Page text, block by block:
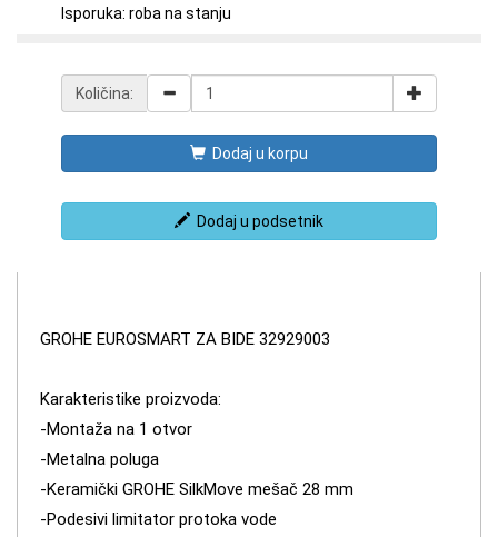
Isporuka: roba na stanju
Količina:
Dodaj u korpu
Dodaj u podsetnik
GROHE EUROSMART ZA BIDE 32929003
Karakteristike proizvoda:
-Montaža na 1 otvor
-Metalna poluga
-Keramički GROHE SilkMove mešač 28 mm
-Podesivi limitator protoka vode